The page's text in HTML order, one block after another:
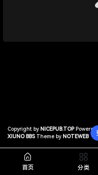
Copyright by NICEPUB.TOPPowered
XIUNO BBS Theme by NOTEWEB
首页 分类